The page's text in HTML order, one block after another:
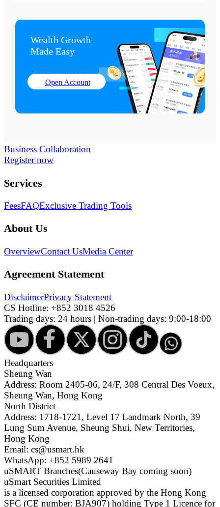
Wealth Growth
Made Easy
Open Account
Business Collaboration
Register now
Services
FeesFAQExclusive Trading Tools
About Us
OverviewContact UsMedia Center
Agreement Statement
DisclaimerPrivacy Statement
CS Hotline: +852 3018 4526
Trading days: 24 hours | Non-trading days: 9:00-18:00
Headquarters
Sheung Wan
Address: Room 2405-06, 24/F, 308 Central Des Voeux,
Sheung Wan, Hong Kong
North District
Address: 1718-1721, Level 17 Landmark North, 39
Lung Sum Avenue, Sheung Shui, New Territories,
Hong Kong
Email: cs@usmart.hk
WhatsApp: +852 5989 2641
uSMART Branches(Causeway Bay coming soon)
uSmart Securities Limited
is a licensed corporation approved by the Hong Kong
SFC (CE number: BJA907) holding Type 1 Licence for